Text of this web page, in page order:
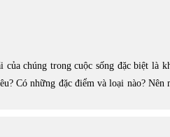
chúng trong cuộc sống đặc biệt là
Có những đặc điểm và loại nào? Nên